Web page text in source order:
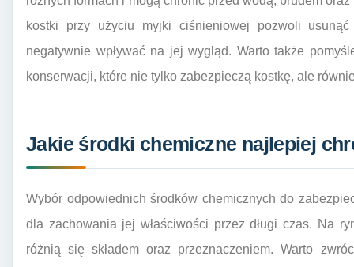
kostki przy użyciu myjki ciśnieniowej pozwoli
negatywnie wpływać na jej wygląd. Warto także
konserwacji, które nie tylko zabezpieczą kostkę, ale
Jakie środki chemiczne najlepiej
Wybór odpowiednich środków chemicznych do
dla zachowania jej właściwości przez długi czas. Na
różnią się składem oraz przeznaczeniem. Warto